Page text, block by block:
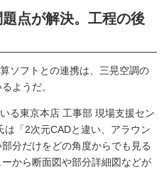
点が解決。工程の後
ソフトとの連携は、三晃空調の
ようだ。
る東京本店 工事部 現場支援セン
「2次元CADと違い、アラウン
分だけをどの角度からでも見る
から断面図や部分詳細図などが